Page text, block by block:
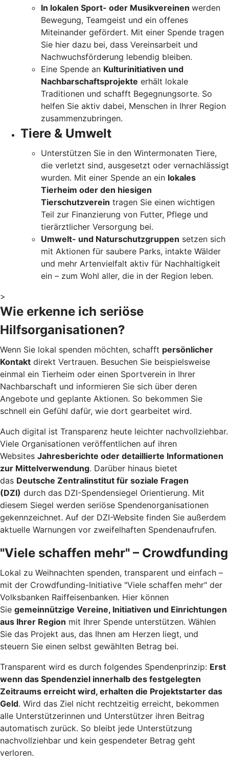
In lokalen Sport- oder Musikvereinen werden
Bewegung, Teamgeist und ein offenes
Miteinander gefördert. Mit einer Spende tragen
Sie hier dazu bei, dass Vereinsarbeit und
Nachwuchsförderung lebendig bleiben.
Eine Spende an Kulturinitiativen und
Nachbarschaftsprojekte erhält lokale
Traditionen und schafft Begegnungsorte. So
helfen Sie aktiv dabei, Menschen in Ihrer Region
zusammenzubringen.
Tiere & Umwelt
Unterstützen Sie in den Wintermonaten Tiere,
die verletzt sind, ausgesetzt oder vernachlässigt
wurden. Mit einer Spende an ein lokales
Tierheim oder den hiesigen
Tierschutzverein tragen Sie einen wichtigen
Teil zur Finanzierung von Futter, Pflege und
tierärztlicher Versorgung bei.
Umwelt- und Naturschutzgruppen setzen sich
mit Aktionen für saubere Parks, intakte Wälder
und mehr Artenvielfalt aktiv für Nachhaltigkeit
ein – zum Wohl aller, die in der Region leben.
>
Wie erkenne ich seriöse
Hilfsorganisationen?
Wenn Sie lokal spenden möchten, schafft persönlicher
Kontakt direkt Vertrauen. Besuchen Sie beispielsweise
einmal ein Tierheim oder einen Sportverein in Ihrer
Nachbarschaft und informieren Sie sich über deren
Angebote und geplante Aktionen. So bekommen Sie
schnell ein Gefühl dafür, wie dort gearbeitet wird.
Auch digital ist Transparenz heute leichter nachvollziehbar.
Viele Organisationen veröffentlichen auf ihren
Websites Jahresberichte oder detaillierte Informationen
zur Mittelverwendung. Darüber hinaus bietet
das Deutsche Zentralinstitut für soziale Fragen
(DZI) durch das DZI-Spendensiegel Orientierung. Mit
diesem Siegel werden seriöse Spendenorganisationen
gekennzeichnet. Auf der DZI-Website finden Sie außerdem
aktuelle Warnungen vor zweifelhaften Spendenaufrufen.
"Viele schaffen mehr" – Crowdfunding
Lokal zu Weihnachten spenden, transparent und einfach –
mit der Crowdfunding-Initiative "Viele schaffen mehr" der
Volksbanken Raiffeisenbanken. Hier können
Sie gemeinnützige Vereine, Initiativen und Einrichtungen
aus Ihrer Region mit Ihrer Spende unterstützen. Wählen
Sie das Projekt aus, das Ihnen am Herzen liegt, und
steuern Sie einen selbst gewählten Betrag bei.
Transparent wird es durch folgendes Spendenprinzip: Erst
wenn das Spendenziel innerhalb des festgelegten
Zeitraums erreicht wird, erhalten die Projektstarter das
Geld. Wird das Ziel nicht rechtzeitig erreicht, bekommen
alle Unterstützerinnen und Unterstützer ihren Beitrag
automatisch zurück. So bleibt jede Unterstützung
nachvollziehbar und kein gespendeter Betrag geht
verloren.